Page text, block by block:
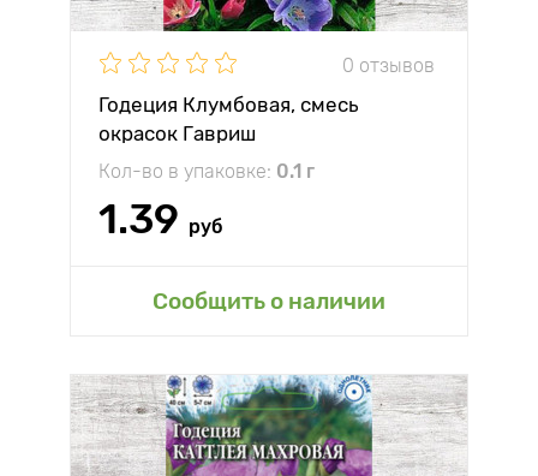
0 отзывов
Годеция Клумбовая, смесь
окрасок Гавриш
Кол-во в упаковке: 0.1 г
1.39 руб
Сообщить о наличии